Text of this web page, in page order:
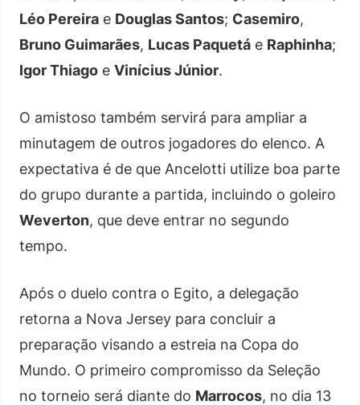
Léo Pereira e Douglas Santos; Casemiro,
Bruno Guimarães, Lucas Paquetá e Raphinha;
Igor Thiago e Vinícius Júnior.
O amistoso também servirá para ampliar a
minutagem de outros jogadores do elenco. A
expectativa é de que Ancelotti utilize boa parte
do grupo durante a partida, incluindo o goleiro
Weverton, que deve entrar no segundo
tempo.
Após o duelo contra o Egito, a delegação
retorna a Nova Jersey para concluir a
preparação visando a estreia na Copa do
Mundo. O primeiro compromisso da Seleção
no torneio será diante do Marrocos, no dia 13